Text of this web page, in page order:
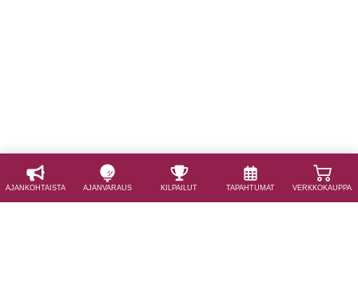
AJAN­KOHTAISTA AJAN­VARAUS KILPAILUT TAPAHTUMAT VERKKOKAUPPA